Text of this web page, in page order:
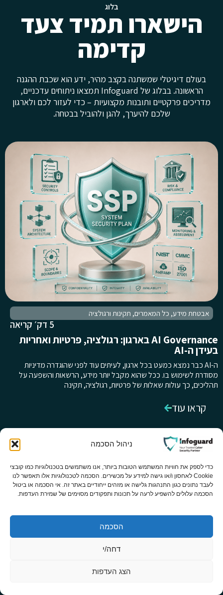
ניהול הסכמה
כדי לספק את חוויות המשתמש הטובות ביותר, אנו משתמשים בטכנולוגיות כמו קובצי
Cookie לאחסון ו/או גישה למידע על מכשירים. הסכמה לטכנולוגיות אלו תאפשר לנו
לעבד נתונים כגון התנהגות גלישה או מזהים ייחודיים באתר זה. אי הסכמה או ביטול
הסכמה עלולים להשפיע לרעה על תכונות ותפקודים מסוימים של שמירת העדפות.
הסכמה
דחה/י
הצג העדפות
בלוג
הישארו תמיד צעד
קדימה
בעולם דיגיטלי שמשתנה בקצב מהיר, ידע הוא שכבת ההגנה
הראשונה. בבלוג של Infoguard תמצאו ניתוחים עדכניים,
מדריכים פרקטיים ותובנות מקצועיות – כדי לעזור לכם ולארגון
שלכם להיערך, להגן ולהוביל בבטחה.
אבטחת מידע, כל המאמרים, תקינות ורגולציה
5 דק׳ קריאה
AI Governance בארגון: רגולציה, פרטיות ואחריות
בעידן ה-AI
ה-AI כבר נמצא כמעט בכל ארגון, לעיתים עוד לפני שהוגדרה מדיניות
מסודרת לשימוש בו. ככל שהוא מקבל יותר מידע, הרשאות והשפעה על
תהליכים, כך עולות שאלות של פרטיות, רגולציה, תקינה
קראו עוד